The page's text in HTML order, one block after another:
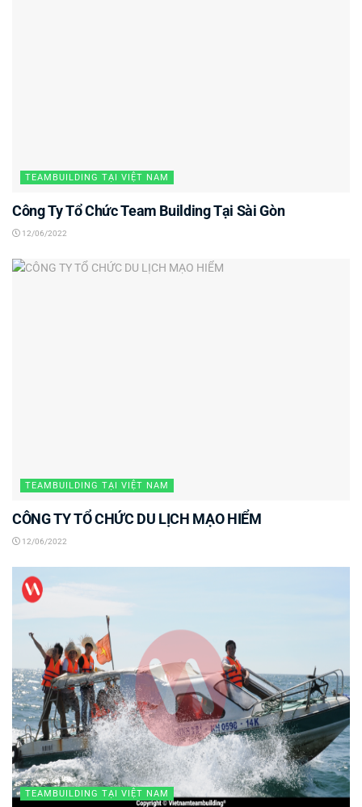
TEAMBUILDING TẠI VIỆT NAM
Công Ty Tổ Chức Team Building Tại Sài Gòn
12/06/2022
TEAMBUILDING TẠI VIỆT NAM
CÔNG TY TỔ CHỨC DU LỊCH MẠO HIỂM
12/06/2022
TEAMBUILDING TẠI VIỆT NAM